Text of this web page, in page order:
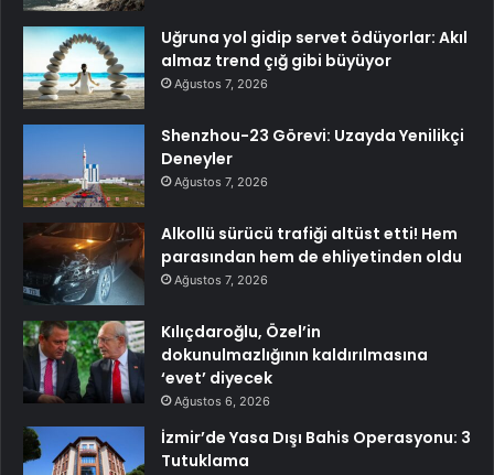
Uğruna yol gidip servet ödüyorlar: Akıl
almaz trend çığ gibi büyüyor
Ağustos 7, 2026
Shenzhou-23 Görevi: Uzayda Yenilikçi
Deneyler
Ağustos 7, 2026
Alkollü sürücü trafiği altüst etti! Hem
parasından hem de ehliyetinden oldu
Ağustos 7, 2026
Kılıçdaroğlu, Özel’in
dokunulmazlığının kaldırılmasına
‘evet’ diyecek
Ağustos 6, 2026
İzmir’de Yasa Dışı Bahis Operasyonu: 3
Tutuklama